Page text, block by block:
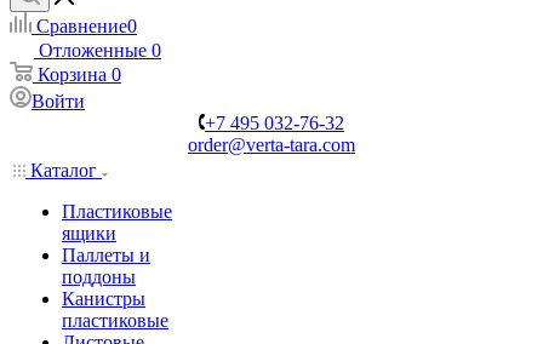
Сравнение0
Отложенные 0
Корзина 0
Войти
+7 495 032-76-32
order@verta-tara.com
Каталог
Пластиковые
ящики
Паллеты и
поддоны
Канистры
пластиковые